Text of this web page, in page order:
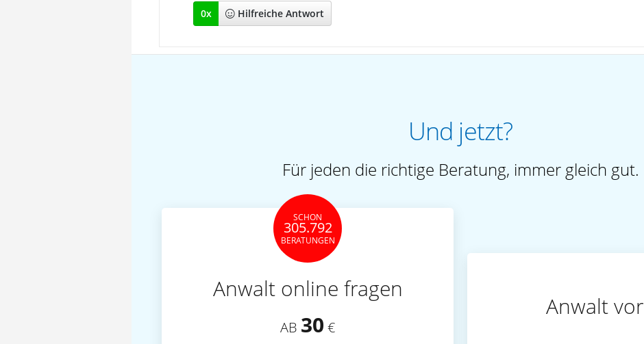
0x Hilfreiche Antwort
Und jetzt?
Für jeden die richtige Beratung, immer gleich gut.
SCHON
305.792
BERATUNGEN
Anwalt online fragen
AB 30 €
Anwalt